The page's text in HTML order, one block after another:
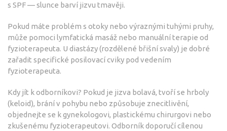
s SPF — slunce barví jizvu tmavěji.
Pokud máte problém s otoky nebo výraznými tuhými pruhy,
může pomoci lymfatická masáž nebo manuální terapie od
fyzioterapeuta. U diastázy (rozdělené břišní svaly) je dobré
zařadit specifické posilovací cviky pod vedením
fyzioterapeuta.
Kdy jít k odborníkovi? Pokud je jizva bolavá, tvoří se hrboly
(keloid), brání v pohybu nebo způsobuje znecitlivění,
objednejte se k gynekologovi, plastickému chirurgovi nebo
zkušenému fyzioterapeutovi. Odborník doporučí cílenou